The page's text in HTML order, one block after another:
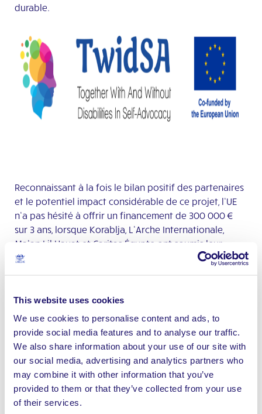
This website uses cookies
We use cookies to personalise content and ads, to
provide social media features and to analyse our traffic.
We also share information about your use of our site with
our social media, advertising and analytics partners who
may combine it with other information that you’ve
provided to them or that they’ve collected from your use
of their services.
durable.
Reconnaissant à la fois le bilan positif des partenaires
et le potentiel impact considérable de ce projet, l’UE
n’a pas hésité à offrir un financement de 300 000 €
sur 3 ans, lorsque Korablja, L’Arche Internationale,
Ma’an Lil Hayat et Caritas Égypte ont soumis leur
candidature conjointe.
nouveauté et l’ambition du projet : « Nous sommes
progressiste. Dans un contexte de forte concurrence
entre plus de cent projets, TwidSA fait partie des 14
projets les mieux notés qui ont reçu un financement
de l’UE. Ce qui distingue ce projet passionnant, c’est la
combinaison de quatre ingrédients clés pour un
succès durable : un bilan exceptionnel de changement
avéré, une solide collaboration interculturelle entre